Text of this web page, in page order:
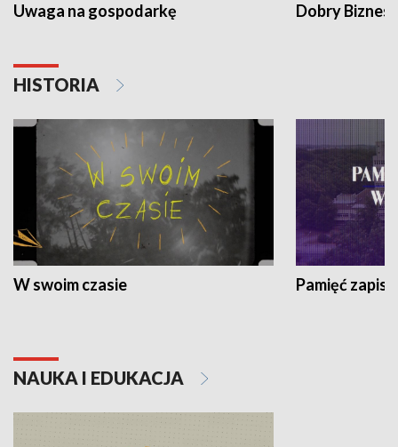
Uwaga na gospodarkę Dobry Biznes
HISTORIA
W swoim czasie Pamięć
NAUKA I EDUKACJA